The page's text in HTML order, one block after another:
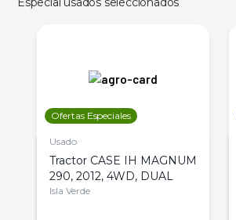
Ofertas Especiales
Usado
Tractor CASE IH MAGNUM
290, 2012, 4WD, DUAL
Isla Verde